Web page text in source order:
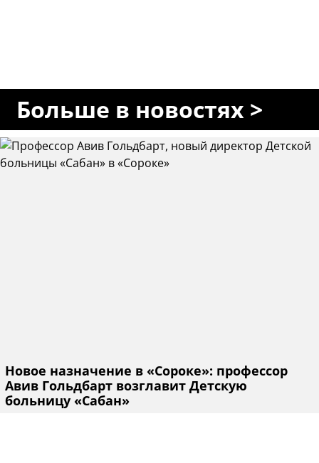
Больше в новостях >
Новое назначение в «Сороке»: профессор
Авив Гольдбарт возглавит Детскую
больницу «Сабан»